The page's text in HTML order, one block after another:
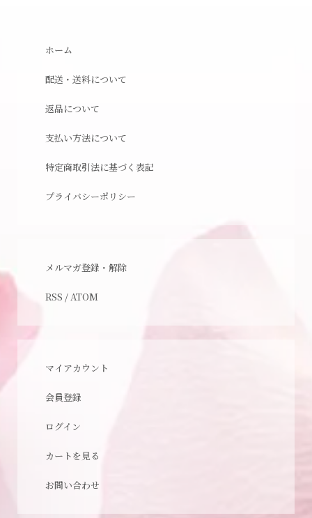
ホーム
配送・送料について
返品について
支払い方法について
特定商取引法に基づく表記
プライバシーポリシー
メルマガ登録・解除
RSS /ATOM
マイアカウント
会員登録
ログイン
カートを見る
お問い合わせ